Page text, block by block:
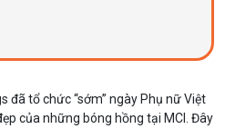
đã tổ chức “sớm” ngày Phụ nữ Việt
của những bóng hồng tại MCI. Đây